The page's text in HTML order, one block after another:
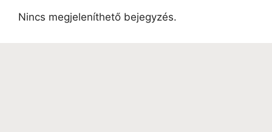
Nincs megjeleníthető bejegyzés.